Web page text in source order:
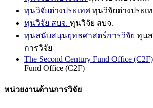
ทุนวิจัยต่างประเทศ ทุนวิจัยต่างประเ
ทุนวิจัย สบจ. ทุนวิจัย สบจ.
ทุนสนับสนุนยุทธศาสตร์การวิจัย ทุน
การวิจัย
The Second Century Fund Office (C2F)
Fund Office (C2F)
หน่วยงานด้านการวิจัย